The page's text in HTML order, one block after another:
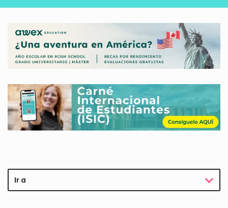
Ir a